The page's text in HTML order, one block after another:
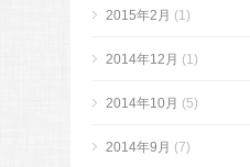
2015年2月 (1)
2014年12月 (1)
2014年10月 (5)
2014年9月 (7)